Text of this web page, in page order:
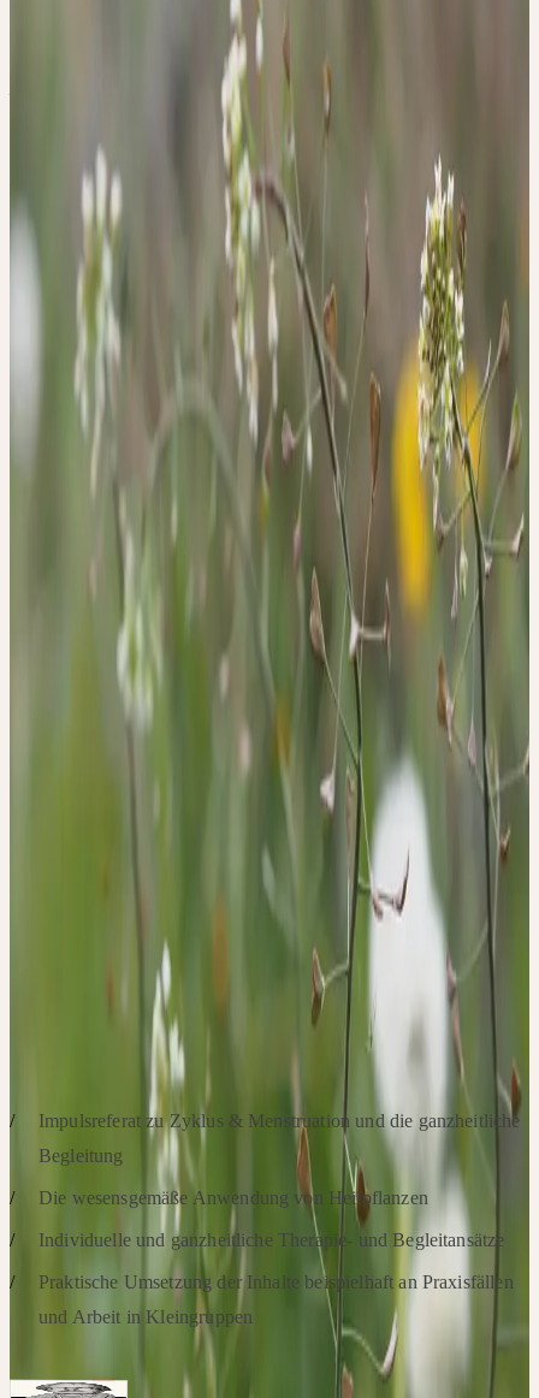
Ganzheitliche
Frauenheilkunde - Zyklus
und Menstruation
Dienstag, 22. September 2026
Sep
Online-Workshop
🔒 Fachpersonen Deutsch
GANZHEITLICHE
FRAUENHEILKUNDE -
ZYKLUS UND
MENSTRUATION
Nur für Fachpersonen aus Deutschland.
In diesem Online-Workshop präsentiert Ärztin Heide
Fischer individuelle Therapieansätze aus verschiedenen Bereichen
der Naturheilkunde, insbesondere im Bereich der wesensgemäßen
Anwendung von Heilpflanzen. Wir beschäftigen uns mit
verschiedenen Heilpflanzen, deren Wirkungen und möglichen
Einsatzbereichen rund um Zyklus, Menstruation und
Frauengesundheit. Anhand praktischer Fälle erarbeiten die
Teilnehmenden in interaktiven Kleingruppen individuelle
Konzepte zur Begleitung. Um eine unmittelbare ganzheitliche
Erfahrung zu ermöglichen, werden Praxisbeispiele sowie Muster
der Frischpflanzen-Extrakte zur Verfügung gestellt.
SCHWERPUNKTE
Impulsreferat zu Zyklus & Menstruation und die ganzheitliche
Begleitung
Die wesensgemäße Anwendung von Heilpflanzen
Individuelle und ganzheitliche Therapie- und Begleitansätze
Praktische Umsetzung der Inhalte beispielhaft an Praxisfällen
und Arbeit in Kleingruppen